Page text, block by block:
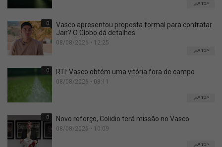
TOP
0
Vasco apresentou proposta formal para contratar
Jair? O Globo dá detalhes
08/08/2026 • 12:25
TOP
0 RTI: Vasco obtém uma vitória fora de campo
08/08/2026 • 08:11
TOP
0 Novo reforço, Colidio terá missão no Vasco
08/08/2026 • 10:09
TOP